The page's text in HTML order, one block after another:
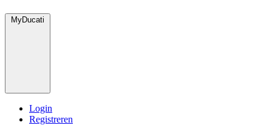
MyDucati
Login
Registreren